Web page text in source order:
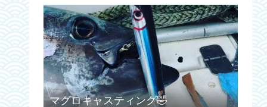
マグロキャスティング🤣